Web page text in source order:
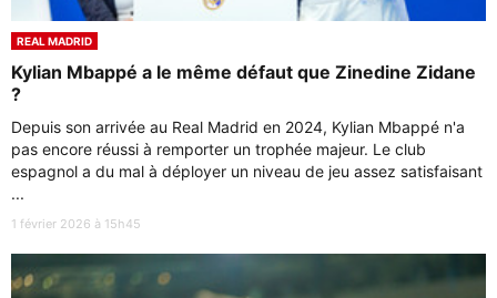
REAL MADRID
Kylian Mbappé a le même défaut que Zinedine Zidane
?
Depuis son arrivée au Real Madrid en 2024, Kylian Mbappé n'a
pas encore réussi à remporter un trophée majeur. Le club
espagnol a du mal à déployer un niveau de jeu assez satisfaisant
...
1 février 2026 à 15h45